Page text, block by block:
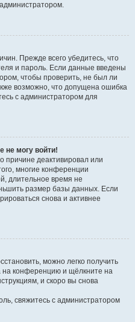
Прежде всего убедитесь, что
и пароль. Если данные введены
чтобы проверить, не был ли
возможно, что допущена ошибка
с администратором для
не могу войти!
причине деактивировал или
многие конференции
длительное время не
размер базы данных. Если
снова и активнее
можно легко получить
на конференцию и щёлкните на
и скоро вы снова
свяжитесь с администратором